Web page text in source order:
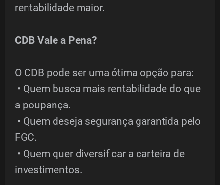
rentabilidade maior.
CDB Vale a Pena?
O CDB pode ser uma ótima opção para:
• Quem busca mais rentabilidade do que
a poupança.
• Quem deseja segurança garantida pelo
FGC.
• Quem quer diversificar a carteira de
investimentos.